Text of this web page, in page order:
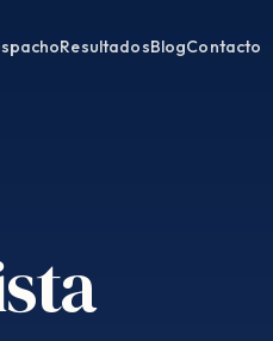
ResultadosBlogContacto